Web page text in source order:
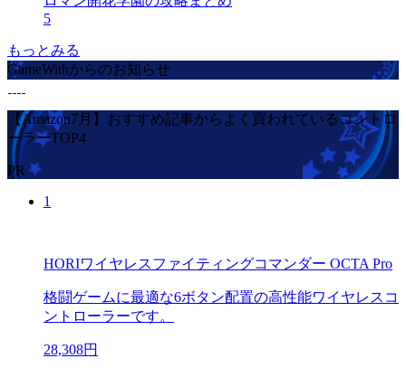
5
もっとみる
GameWithからのお知らせ
【Amazon7月】おすすめ記事からよく買われているコントロ
ーラーTOP4
PR
1
HORIワイヤレスファイティングコマンダー OCTA Pro
格闘ゲームに最適な6ボタン配置の高性能ワイヤレスコ
ントローラーです。
28,308円